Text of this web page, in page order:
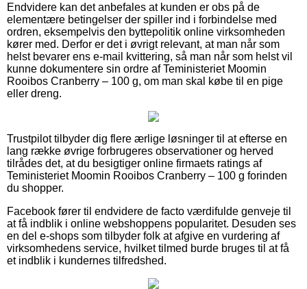
Endvidere kan det anbefales at kunden er obs på de
elementære betingelser der spiller ind i forbindelse med
ordren, eksempelvis den byttepolitik online virksomheden
kører med. Derfor er det i øvrigt relevant, at man når som
helst bevarer ens e-mail kvittering, så man når som helst vil
kunne dokumentere sin ordre af Teministeriet Moomin
Rooibos Cranberry – 100 g, om man skal købe til en pige
eller dreng.
Trustpilot tilbyder dig flere ærlige løsninger til at efterse en
lang række øvrige forbrugeres observationer og herved
tilrådes det, at du besigtiger online firmaets ratings af
Teministeriet Moomin Rooibos Cranberry – 100 g forinden
du shopper.
Facebook fører til endvidere de facto værdifulde genveje til
at få indblik i online webshoppens popularitet. Desuden ses
en del e-shops som tilbyder folk at afgive en vurdering af
virksomhedens service, hvilket tilmed burde bruges til at få
et indblik i kundernes tilfredshed.